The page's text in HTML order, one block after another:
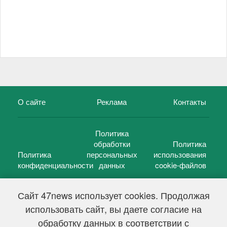
Сайт 47news использует cookies. Продолжая
использовать сайт, вы даете согласие на
обработку данных в соответствии с
О сайте Реклама Контакты
Политика
конфиденциальности
Политика
обработки
персональных
данных
Политика
использования
cookie-файлов
47 новостей (47 news)2005 — 2026 г.
Свидетельство о регистрации СМИ Эл № ФС 77-39848, выдано